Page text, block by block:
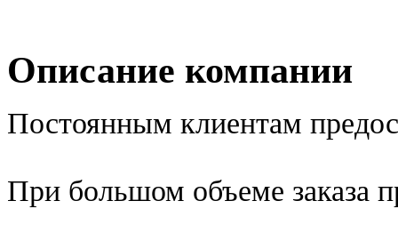
Описание компании
Постоянным клиентам
При большом объеме заказа